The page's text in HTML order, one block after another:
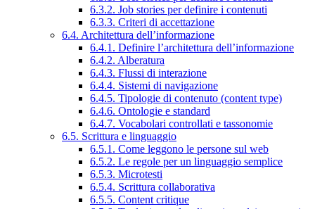
6.3.2. Job stories per definire i contenuti
6.3.3. Criteri di accettazione
6.4. Architettura dell’informazione
6.4.1. Definire l’architettura dell’informazione
6.4.2. Alberatura
6.4.3. Flussi di interazione
6.4.4. Sistemi di navigazione
6.4.5. Tipologie di contenuto (content type)
6.4.6. Ontologie e standard
6.4.7. Vocabolari controllati e tassonomie
6.5. Scrittura e linguaggio
6.5.1. Come leggono le persone sul web
6.5.2. Le regole per un linguaggio semplice
6.5.3. Microtesti
6.5.4. Scrittura collaborativa
6.5.5. Content critique